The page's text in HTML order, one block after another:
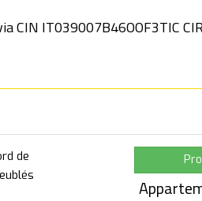
CIN IT039007B46OOF3TIC
de